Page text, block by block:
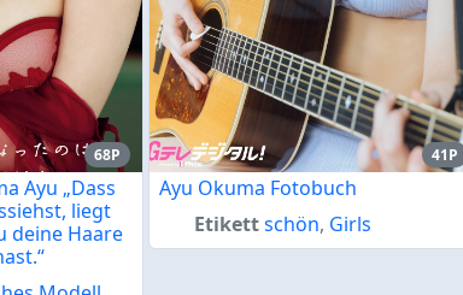
68P
Ayu „Dass
liegt
deine Haare
41P
Ayu Okuma Fotobuch
Etikettschön, Girls